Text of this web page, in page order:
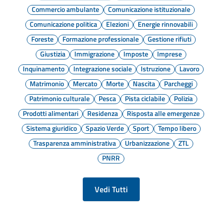
Commercio ambulante
Comunicazione istituzionale
Comunicazione politica
Elezioni
Energie rinnovabili
Foreste
Formazione professionale
Gestione rifiuti
Giustizia
Immigrazione Imposte
Imprese
Inquinamento
Integrazione sociale Istruzione
Lavoro
Matrimonio
Mercato Morte Nascita
Parcheggi
Patrimonio culturale
Pesca Pista ciclabile
Polizia
Prodotti alimentari
Residenza
Risposta alle emergenze
Sistema giuridico
Spazio Verde Sport
Tempo libero
Trasparenza amministrativa
Urbanizzazione
ZTL
PNRR
Vedi Tutti